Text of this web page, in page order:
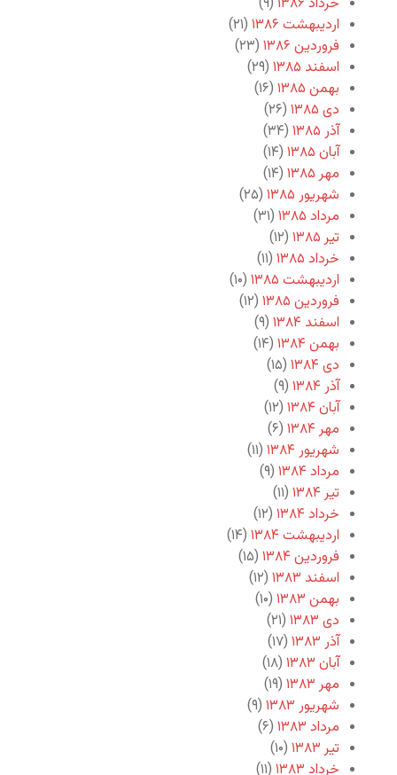
اردیبهشت ۱۳۸۶
(۲۱)
فروردین ۱۳۸۶
(۲۳)
اسفند ۱۳۸۵
(۲۹)
بهمن ۱۳۸۵
(۱۶)
دی ۱۳۸۵
(۲۶)
آذر ۱۳۸۵
(۳۴)
آبان ۱۳۸۵
(۱۴)
مهر ۱۳۸۵
(۱۴)
شهریور ۱۳۸۵
(۲۵)
مرداد ۱۳۸۵
(۳۱)
تیر ۱۳۸۵
(۱۲)
خرداد ۱۳۸۵
(۱۱)
اردیبهشت ۱۳۸۵
(۱۰)
فروردین ۱۳۸۵
(۱۲)
اسفند ۱۳۸۴
(۹)
بهمن ۱۳۸۴
(۱۴)
دی ۱۳۸۴
(۱۵)
آذر ۱۳۸۴
(۹)
آبان ۱۳۸۴
(۱۲)
مهر ۱۳۸۴
(۶)
شهریور ۱۳۸۴
(۱۱)
مرداد ۱۳۸۴
(۹)
تیر ۱۳۸۴
(۱۱)
خرداد ۱۳۸۴
(۱۲)
اردیبهشت ۱۳۸۴
(۱۴)
فروردین ۱۳۸۴
(۱۵)
اسفند ۱۳۸۳
(۱۲)
بهمن ۱۳۸۳
(۱۰)
دی ۱۳۸۳
(۲۱)
آذر ۱۳۸۳
(۱۷)
آبان ۱۳۸۳
(۱۸)
مهر ۱۳۸۳
(۱۹)
شهریور ۱۳۸۳
(۹)
مرداد ۱۳۸۳
(۶)
تیر ۱۳۸۳
(۱۰)
خرداد ۱۳۸۳
(۱۱)